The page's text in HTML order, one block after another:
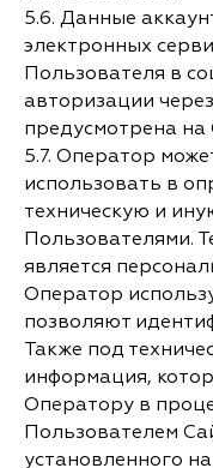
5.6. Данные
электронных
Пользователя в
авторизации
предусмотрена на
5.7. Оператор
использовать в
техническую и
Пользователями.
является
Оператор
позволяют
Также под
информация,
Оператору в
Пользователем
установленного